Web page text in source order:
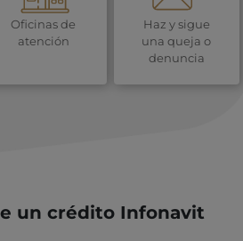
Oficinas de
atención
Haz y sigue
una queja o
denuncia
un crédito Infonavit